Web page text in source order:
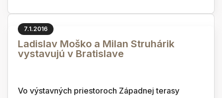
7.1.2016
Ladislav Moško a Milan Struhárik
vystavujú v Bratislave
Vo výstavných priestoroch Západnej terasy